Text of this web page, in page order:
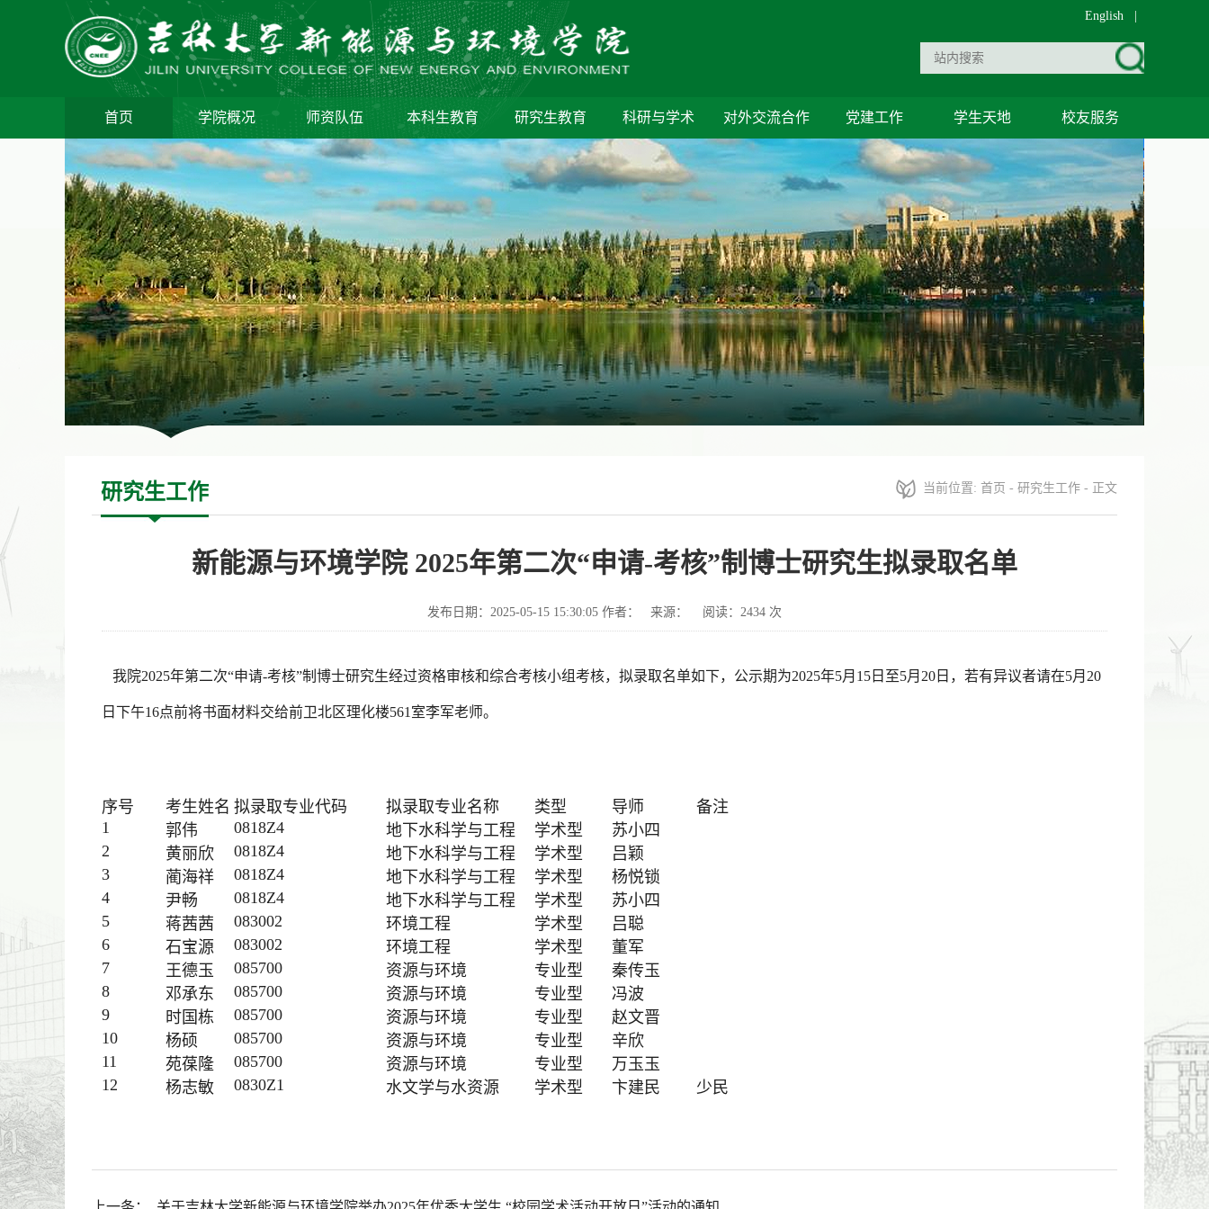
English
首页 学院概况 师资队伍 本科生教育 研究生教育 科研与学术 对外交流合作 党建工作 学生天地 校友服务
研究生工作 当前位置: 首页 - 研究生工作 - 正文
新能源与环境学院 2025年第二次“申请-考核”制博士研究生拟录取名单
发布日期：2025-05-15 15:30:05 作者： 来源： 阅读： 2434 次
我院2025年第二次“申请-考核”制博士研究生经过资格审核和综合考核小组考核，拟录取名单如下，公示期为2025年5月 15 日至5月 20 日，若有异议者请在5月20
日下午16点前将书面材料交给前卫北区理化楼561室李军老师。
序号 考生姓名 拟录取专业代码 拟录取专业名称 类型 导师
备注
1
郭伟 0818Z4 地下水科学与工程 学术型
苏小四
2
黄丽欣 0818Z4 地下水科学与工程 学术型
吕颖
3
蔺海祥 0818Z4 地下水科学与工程 学术型
杨悦锁
4
尹畅 0818Z4 地下水科学与工程 学术型
苏小四
5
蒋茜茜 083002 环境工程 学术型
吕聪
6
石宝源 083002 环境工程 学术型
董军
7
王德玉 085700 资源与环境 专业型
秦传玉
8
邓承东 085700 资源与环境 专业型
冯波
9
时国栋 085700 资源与环境 专业型
赵文晋
10
杨硕 085700 资源与环境 专业型
辛欣
11
苑葆隆 085700 资源与环境 专业型
万玉玉
12
杨志敏 0830Z1 水文学与水资源 学术型 卞建民 少民